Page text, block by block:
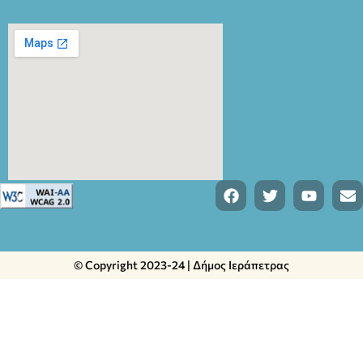
© Copyright 2023-24 | Δήμος Ιεράπετρας